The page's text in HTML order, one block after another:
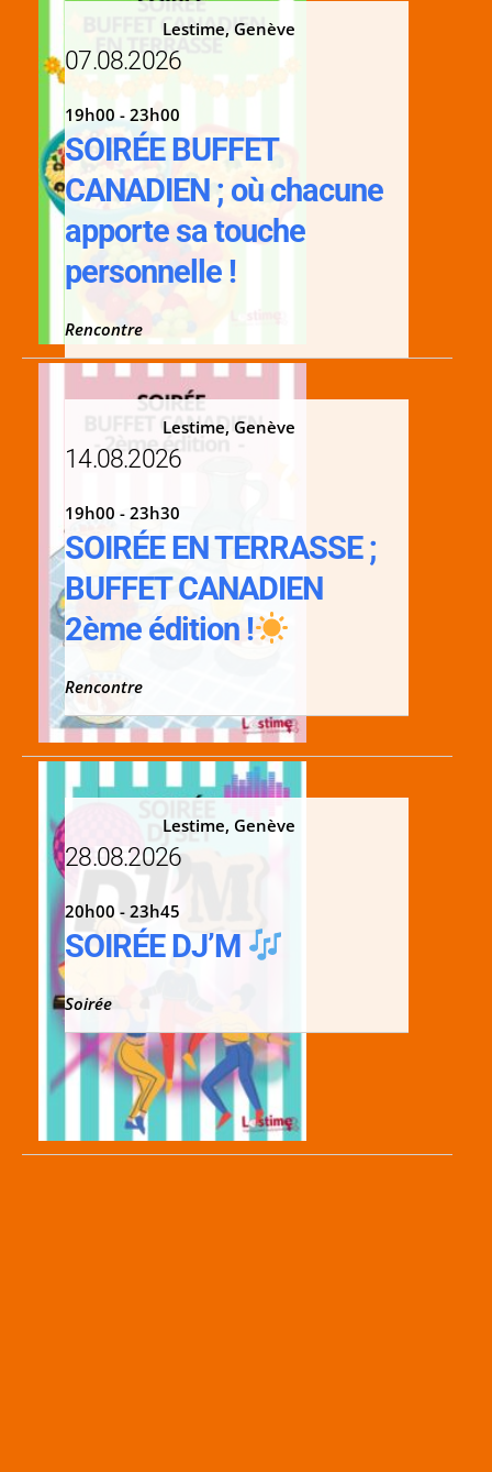
Lestime, Genève
07.08.2026
19h00 - 23h00
SOIRÉE BUFFET
CANADIEN ; où chacune
apporte sa touche
personnelle !
Rencontre
Lestime, Genève
14.08.2026
19h00 - 23h30
SOIRÉE EN TERRASSE ;
BUFFET CANADIEN
2ème édition !
Rencontre
Lestime, Genève
28.08.2026
20h00 - 23h45
SOIRÉE DJ’M
Soirée